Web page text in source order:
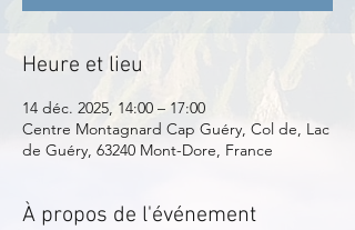
Heure et lieu
14 déc. 2025, 14:00 – 17:00
Centre Montagnard Cap Guéry, Col de, Lac
de Guéry, 63240 Mont-Dore, France
À propos de l'événement